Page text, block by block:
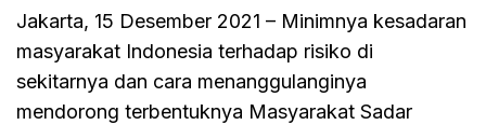
Jakarta, 15 Desember 2021 – Minimnya kesadaran
masyarakat Indonesia terhadap risiko di
sekitarnya dan cara menanggulanginya
mendorong terbentuknya Masyarakat Sadar